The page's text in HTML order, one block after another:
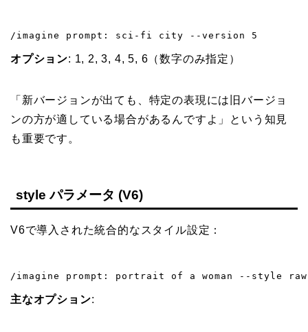
/imagine prompt: sci-fi city --version 5
オプション: 1, 2, 3, 4, 5, 6（数字のみ指定）
「新バージョンが出ても、特定の表現には旧バージョ
ンの方が適している場合があるんですよ」という知見
も重要です。
style パラメータ (V6)
V6で導入された統合的なスタイル設定：
/imagine prompt: portrait of a woman --style raw
主なオプション: